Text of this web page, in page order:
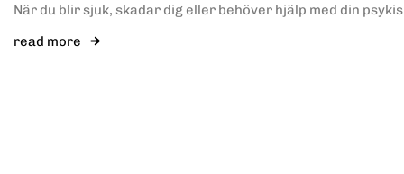
När du blir sjuk, skadar dig eller behöver hjälp med din
read more